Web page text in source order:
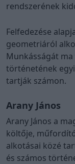
rendszerének
Felfedezése
geometriáról
Munkásságát
történetének
tartják számon.
Arany János
Arany János a
költője,
alkotásai közé
és számos